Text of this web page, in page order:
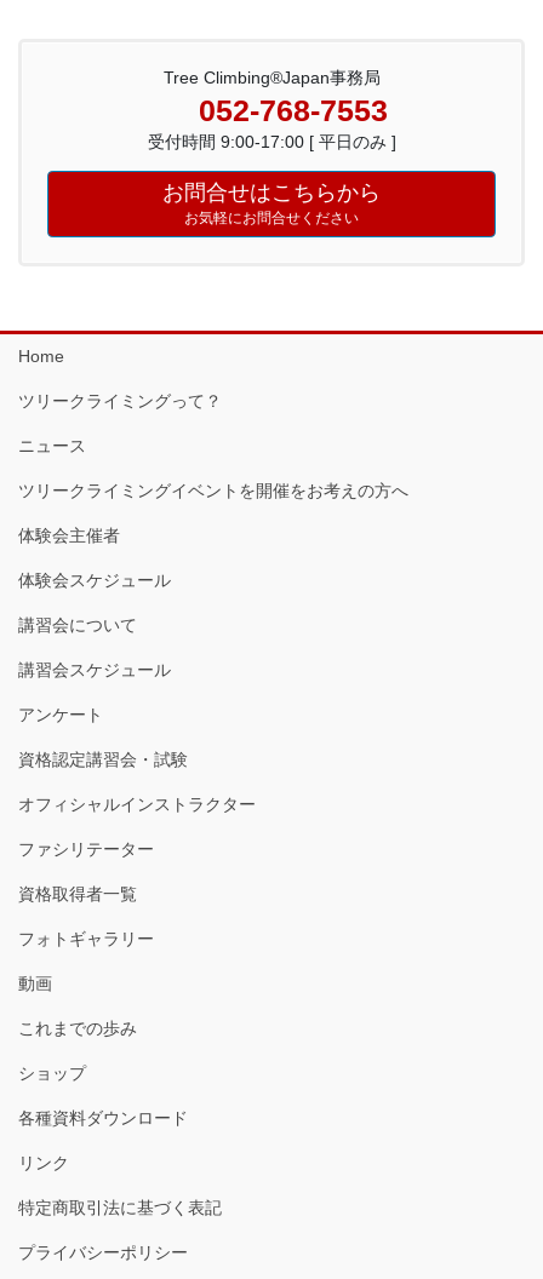
Tree Climbing®Japan事務局
052-768-7553
受付時間 9:00-17:00 [ 平日のみ ]
お問合せはこちらから
お気軽にお問合せください
Home
ツリークライミングって？
ニュース
ツリークライミングイベントを開催をお考えの方へ
体験会主催者
体験会スケジュール
講習会について
講習会スケジュール
アンケート
資格認定講習会・試験
オフィシャルインストラクター
ファシリテーター
資格取得者一覧
フォトギャラリー
動画
これまでの歩み
ショップ
各種資料ダウンロード
リンク
特定商取引法に基づく表記
プライバシーポリシー